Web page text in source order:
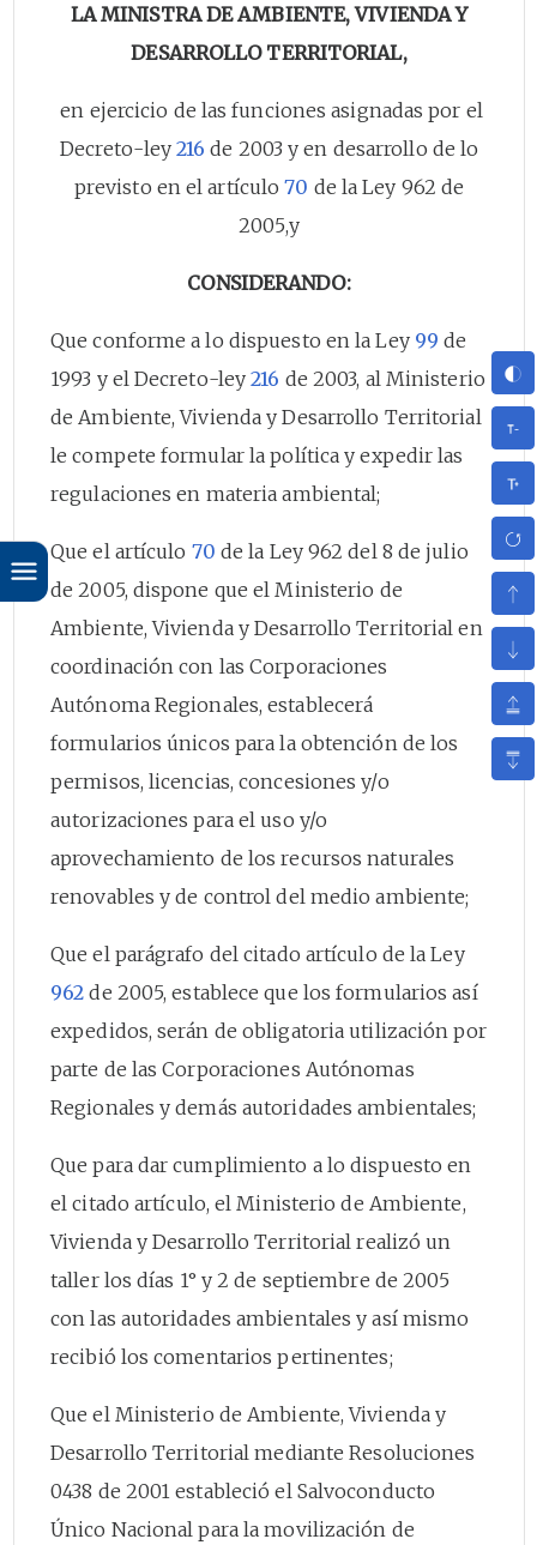
LA MINISTRA DE AMBIENTE, VIVIENDA Y
DESARROLLO TERRITORIAL,
en ejercicio de las funciones asignadas por el
Decreto-ley 216 de 2003 y en desarrollo de lo
previsto en el artículo70 de la Ley 962 de
2005,y
CONSIDERANDO:
Que conforme a lo dispuesto en la Ley 99 de
1993 y el Decreto-ley216 de 2003, al Ministerio
de Ambiente, Vivienda y Desarrollo Territorial
le compete formular la política y expedir las
regulaciones en materia ambiental;
Que el artículo 70 de la Ley 962 del 8 de julio
de 2005, dispone que el Ministerio de
Ambiente, Vivienda y Desarrollo Territorial en
coordinación con las Corporaciones
Autónoma Regionales, establecerá
formularios únicos para la obtención de los
permisos, licencias, concesiones y/o
autorizaciones para el uso y/o
aprovechamiento de los recursos naturales
renovables y de control del medio ambiente;
Que el parágrafo del citado artículo de la Ley
962 de 2005, establece que los formularios así
expedidos, serán de obligatoria utilización por
parte de las Corporaciones Autónomas
Regionales y demás autoridades ambientales;
Que para dar cumplimiento a lo dispuesto en
el citado artículo, el Ministerio de Ambiente,
Vivienda y Desarrollo Territorial realizó un
taller los días 1° y 2 de septiembre de 2005
con las autoridades ambientales y así mismo
recibió los comentarios pertinentes;
Que el Ministerio de Ambiente, Vivienda y
Desarrollo Territorial mediante Resoluciones
0438 de 2001 estableció el Salvoconducto
Único Nacional para la movilización de